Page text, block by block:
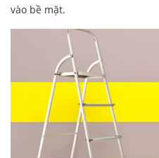
vào bề mặt.